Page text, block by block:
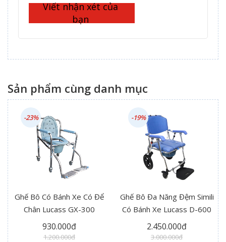
Viết nhận xét của
bạn
Sản phẩm cùng danh mục
Ghế Bô Có Bánh Xe Có Để
Chân Lucass GX-300
930.000đ
1.200.000đ
-23%
Ghế Bô Đa Năng Đệm Simili
Có Bánh Xe Lucass D-600
2.450.000đ
3.000.000đ
-19%